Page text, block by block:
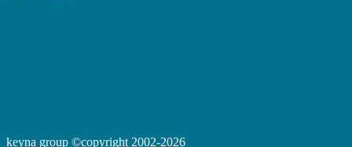
keyna group ©copyright 2002-2026